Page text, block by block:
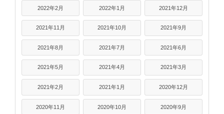
2022年2月 2022年1月 2021年12月
2021年11月 2021年10月 2021年9月
2021年8月 2021年7月 2021年6月
2021年5月 2021年4月 2021年3月
2021年2月 2021年1月 2020年12月
2020年11月 2020年10月 2020年9月